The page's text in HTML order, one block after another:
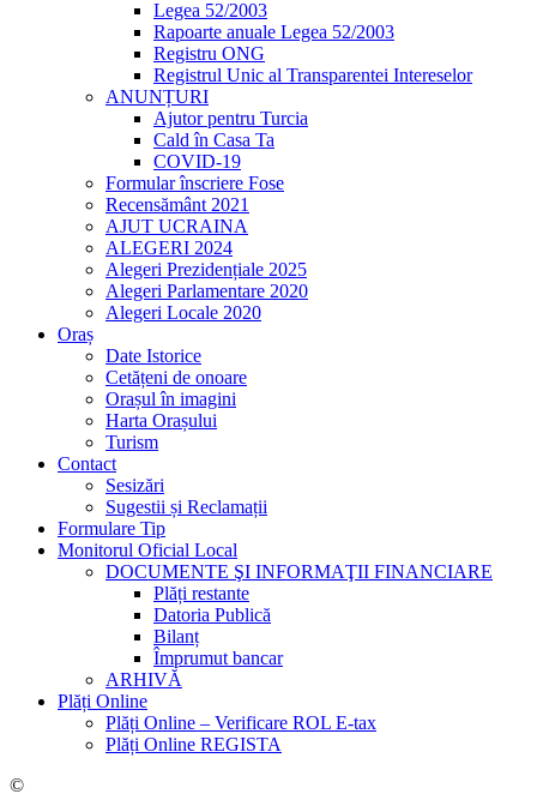
Legea 52/2003
Rapoarte anuale Legea 52/2003
Registru ONG
Registrul Unic al Transparentei Intereselor
ANUNȚURI
Ajutor pentru Turcia
Cald în Casa Ta
COVID-19
Formular înscriere Fose
Recensământ 2021
AJUT UCRAINA
ALEGERI 2024
Alegeri Prezidențiale 2025
Alegeri Parlamentare 2020
Alegeri Locale 2020
Oraș
Date Istorice
Cetățeni de onoare
Orașul în imagini
Harta Orașului
Turism
Contact
Sesizări
Sugestii și Reclamații
Formulare Tip
Monitorul Oficial Local
DOCUMENTE ŞI INFORMAŢII FINANCIARE
Plăți restante
Datoria Publică
Bilanț
Împrumut bancar
ARHIVĂ
Plăți Online
Plăți Online – Verificare ROL E-tax
Plăți Online REGISTA
©